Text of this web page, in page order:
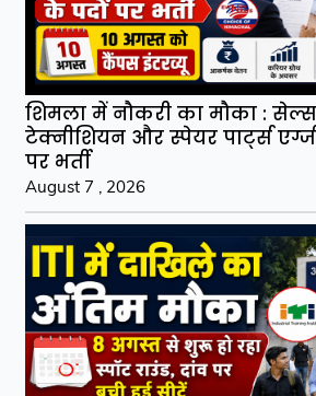
शिमला में नौकरी का मौका :
टेक्नीशियन और स्पेयर पार्ट्स
पर भर्ती
August 7 , 2026